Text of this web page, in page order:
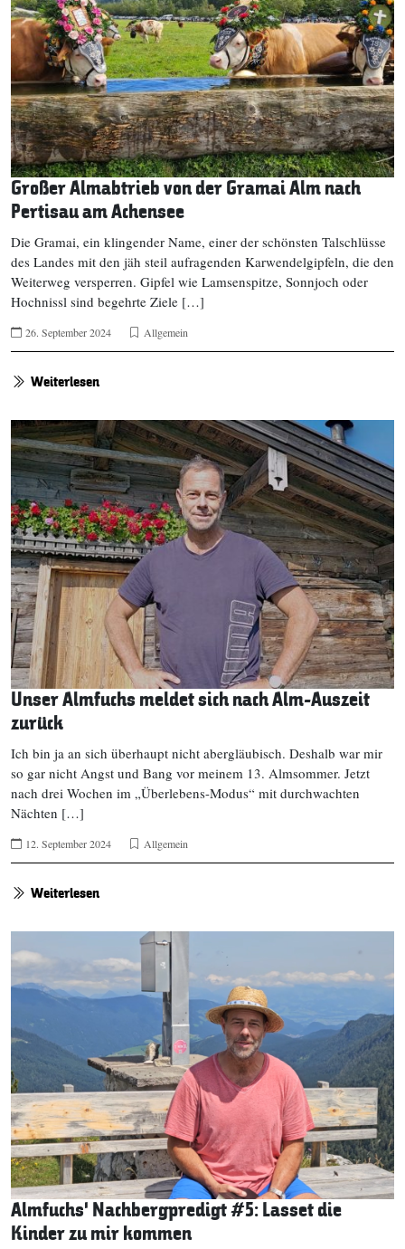
Großer Almabtrieb von der Gramai Alm nach
Pertisau am Achensee
Die Gramai, ein klingender Name, einer der schönsten Talschlüsse
des Landes mit den jäh steil aufragenden Karwendelgipfeln, die den
Weiterweg versperren. Gipfel wie Lamsenspitze, Sonnjoch oder
Hochnissl sind begehrte Ziele […]
26. September 2024 Allgemein
Weiterlesen
Unser Almfuchs meldet sich nach Alm-Auszeit
zurück
Ich bin ja an sich überhaupt nicht abergläubisch. Deshalb war mir
so gar nicht Angst und Bang vor meinem 13. Almsommer. Jetzt
nach drei Wochen im „Überlebens-Modus“ mit durchwachten
Nächten […]
12. September 2024 Allgemein
Weiterlesen
Almfuchs‘ Nachbergpredigt #5: Lasset die
Kinder zu mir kommen